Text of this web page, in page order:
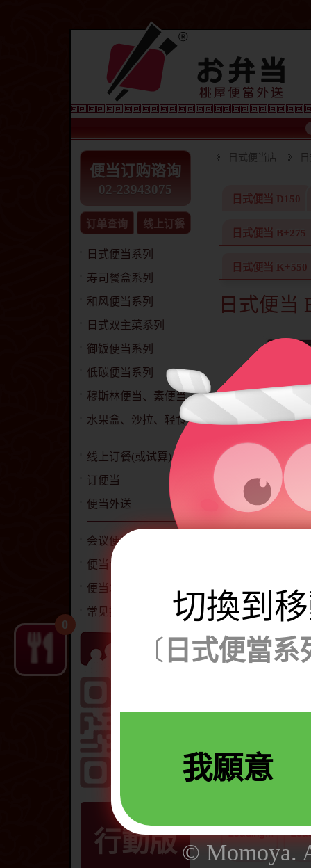
便当订购谘询
02-23943075
订单查询 线上订餐
日式便当系列
寿司餐盒系列
和风便当系列
日式双主菜系列
御饭便当系列
低碳便当系列
穆斯林便当、素便当
水果盒、沙拉、轻食
线上订餐(或试算)
订便当
便当外送
会议便当
便当食材、食谱
便当发票开立说明
常见提问QA
行動版
日式便当店
日式便当 D150
日式便当 B+275
日式便当 K+550
日式便当
猪 蛋
柴鱼萝卜煮
炸虾天妇罗
0 切換到
〔 日式便當系
我願意
© Momoya.